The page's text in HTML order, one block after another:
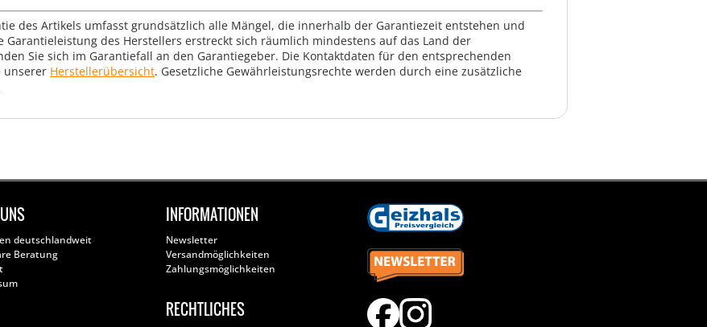
des Artikels umfasst grundsätzlich alle Mängel, die innerhalb der Garantiezeit entstehen und
des Herstellers erstreckt sich räumlich mindestens auf das Land der
Sie sich im Garantiefall an den Garantiegeber. Die Kontaktdaten für den entsprechenden
unserer Herstellerübersicht. Gesetzliche Gewährleistungsrechte werden durch eine zusätzliche
deutschlandweit
Beratung
INFORMATIONEN
Newsletter
Versandmöglichkeiten
Zahlungsmöglichkeiten
RECHTLICHES